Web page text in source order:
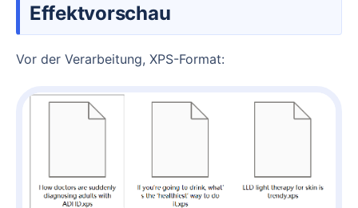
Effektvorschau
Vor der Verarbeitung, XPS-Format: